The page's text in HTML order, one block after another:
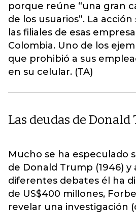
porque reúne “una gran
de los usuarios”. La
las filiales de esas
Colombia. Uno de los
que prohibió a sus
en su celular. (TA)
Las deudas de
Mucho se ha especulado
de Donald Trump (1946) y
diferentes debates él ha
de US$400 millones,
revelar una investigación